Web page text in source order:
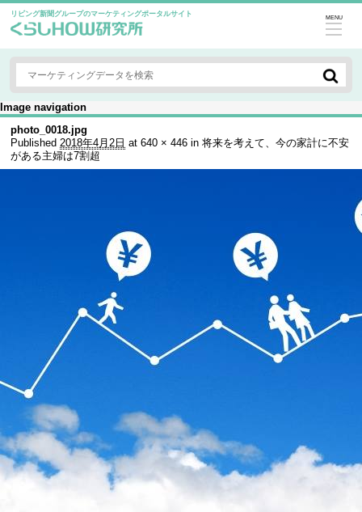
リビング新聞グループのマーケティングポータルサイト MENU
Image navigation
photo_0018.jpg
Published2018年4月2日 at640 × 446 in将来を考えて、今の家計に不安
がある主婦は7割超